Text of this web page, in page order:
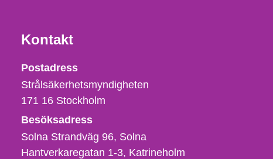
Kontakt
Strålsäkerhetsmyndigheten
Postadress
Strålsäkerhetsmyndigheten
171 16 Stockholm
Besöksadress
Solna Strandväg 96, Solna
Hantverkaregatan 1-3 Katrineholm